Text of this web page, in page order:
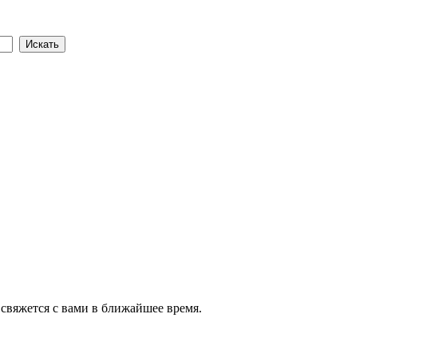
с вами в ближайшее время.